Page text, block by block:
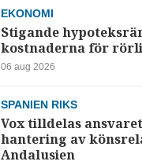
EKONOMI
Stigande
kostnaderna för
06 aug 2026
SPANIEN RIKS
Vox tilldelas
hantering av
Andalusien